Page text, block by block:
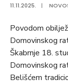
11.11.2025. |
Povodom
Domovinskog
Škabrnje 18.
Domovinskog
Belišćem